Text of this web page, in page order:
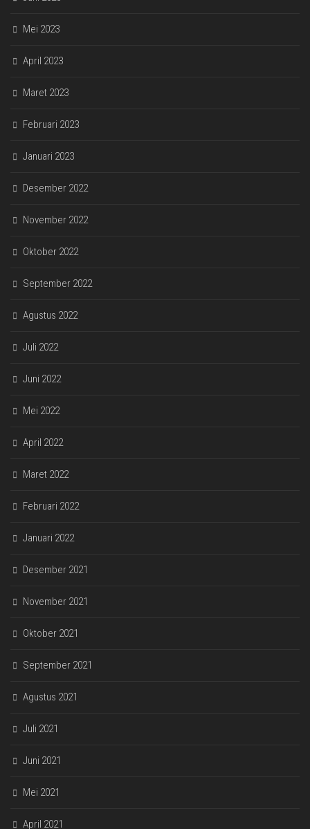
Mei 2023
April 2023
Maret 2023
Februari 2023
Januari 2023
Desember 2022
November 2022
Oktober 2022
September 2022
Agustus 2022
Juli 2022
Juni 2022
Mei 2022
April 2022
Maret 2022
Februari 2022
Januari 2022
Desember 2021
November 2021
Oktober 2021
September 2021
Agustus 2021
Juli 2021
Juni 2021
Mei 2021
April 2021